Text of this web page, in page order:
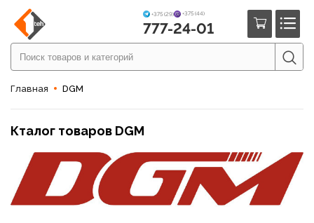
+375 (29) +375 (44)
777-24-01
Главная DGM
Кталог товаров DGM